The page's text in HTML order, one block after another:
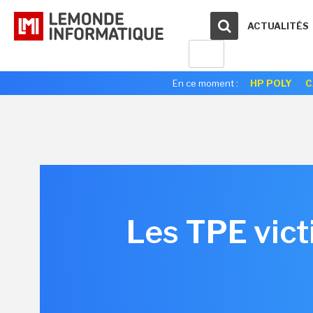
ACTUALITÉS
En ce moment : HP POLY
Les TPE